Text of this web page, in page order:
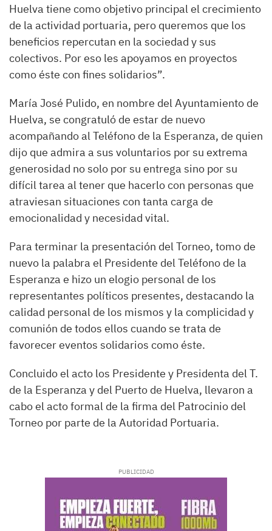
Huelva tiene como objetivo principal el crecimiento
de la actividad portuaria, pero queremos que los
beneficios repercutan en la sociedad y sus
colectivos. Por eso les apoyamos en proyectos
como éste con fines solidarios”.
María José Pulido, en nombre del Ayuntamiento de
Huelva, se congratuló de estar de nuevo
acompañando al Teléfono de la Esperanza, de quien
dijo que admira a sus voluntarios por su extrema
generosidad no solo por su entrega sino por su
difícil tarea al tener que hacerlo con personas que
atraviesan situaciones con tanta carga de
emocionalidad y necesidad vital.
Para terminar la presentación del Torneo, tomo de
nuevo la palabra el Presidente del Teléfono de la
Esperanza e hizo un elogio personal de los
representantes políticos presentes, destacando la
calidad personal de los mismos y la complicidad y
comunión de todos ellos cuando se trata de
favorecer eventos solidarios como éste.
Concluido el acto los Presidente y Presidenta del T.
de la Esperanza y del Puerto de Huelva, llevaron a
cabo el acto formal de la firma del Patrocinio del
Torneo por parte de la Autoridad Portuaria.